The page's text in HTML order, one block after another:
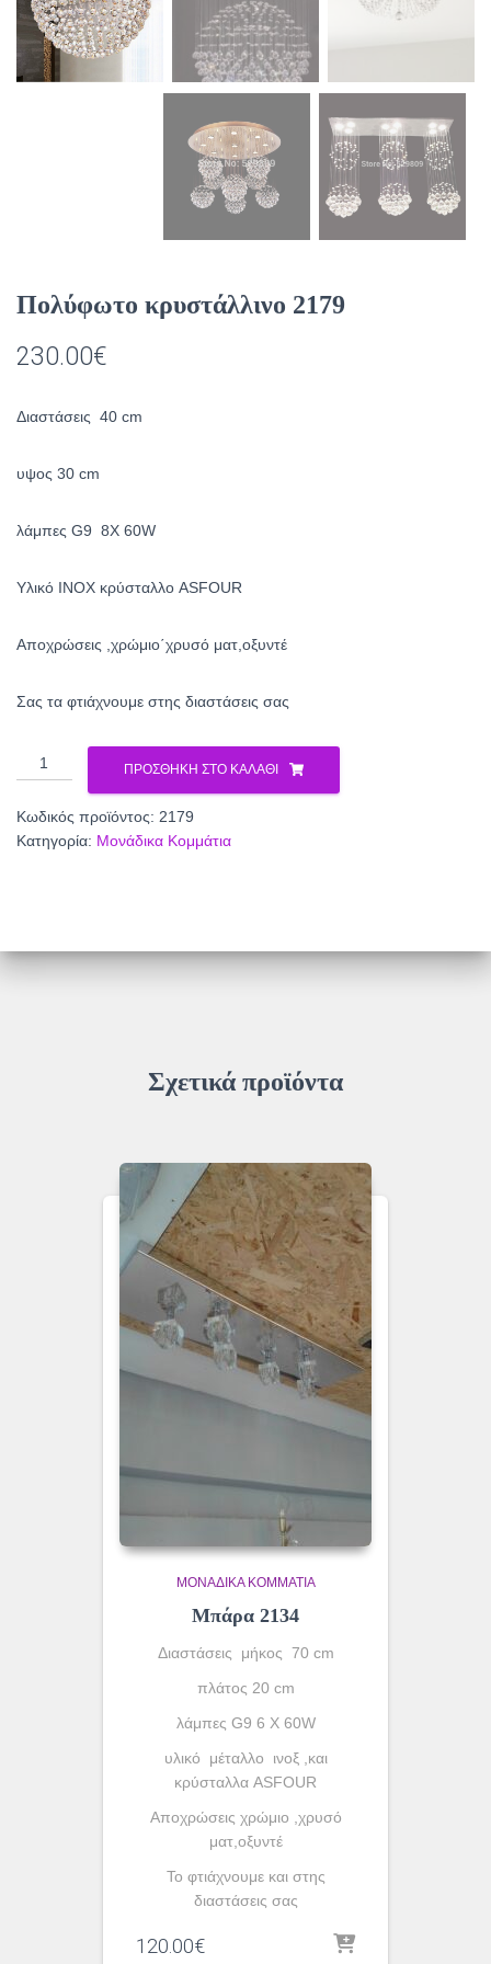
Πολύφωτο κρυστάλλινο 2179
230.00€
Διαστάσεις 40 cm
υψος 30 cm
λάμπες G9 8X 60W
Υλικό INOX κρύσταλλο ASFOUR
Αποχρώσεις ,χρώμιο΄χρυσό ματ,οξυντέ
Σας τα φτιάχνουμε στης διαστάσεις σας
Πολύφωτο
κρυστάλλινο
ποσότητα
ΠΡΟΣΘΉΚΗ ΣΤΟ ΚΑΛΆΘΙ
Κωδικός προϊόντος: 2179
Κατηγορία: Μονάδικα Κομμάτια
Σχετικά προϊόντα
ΜΟΝΆΔΙΚΑ ΚΟΜΜΆΤΙΑ
Μπάρα 2134
Διαστάσεις μήκος 70 cm
πλάτος 20 cm
λάμπες G9 6 X 60W
υλικό μέταλλο ινοξ ,και
κρύσταλλα ASFOUR
Aποχρώσεις χρώμιο ,χρυσό
ματ,οξυντέ
To φτιάχνουμε και στης
διαστάσεις σας
120.00€